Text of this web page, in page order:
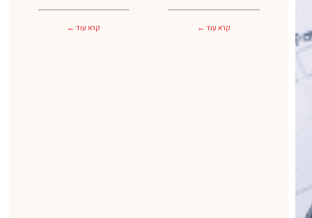
קרא עוד ← קרא עוד ←